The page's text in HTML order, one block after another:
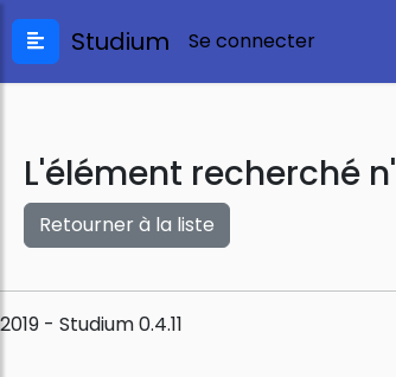
Studium Se connecter
L'élément recherché
Retourner à la liste
2019 - Studium 0.4.11